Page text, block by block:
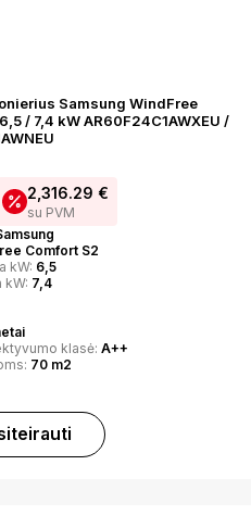
Samsung WindFree
/ 7,4 kW AR60F24C1AWXEU /
2,316.29 €
su PVM
Comfort S2
kW: 6,5
kW: 7,4
klasė: A++
70 m2